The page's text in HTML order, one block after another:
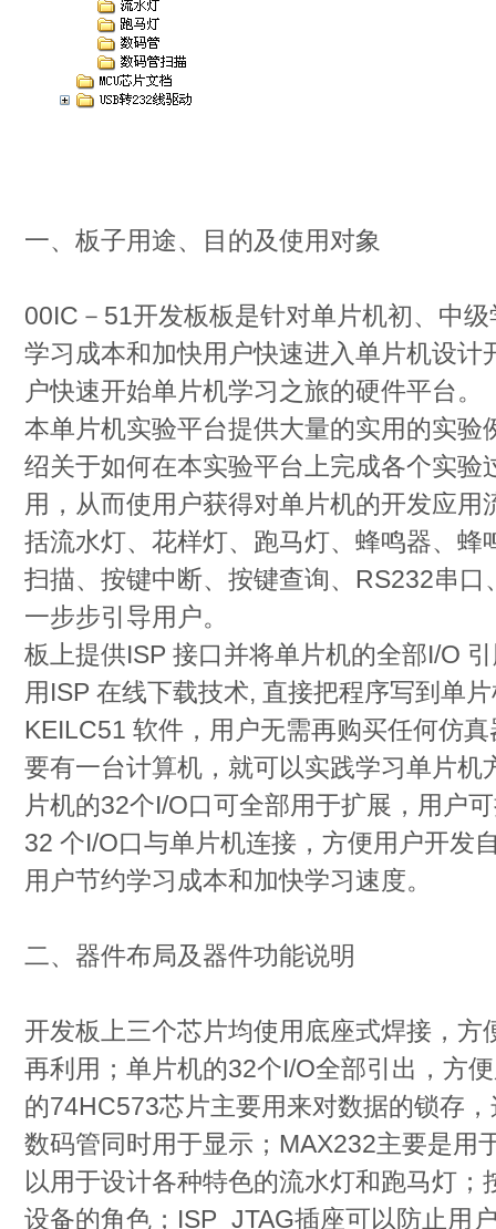
一、板子用途、目的及使用对象
00IC－51开发板板是针对单片机初、中
学习成本和加快用户快速进入单片机设计
户快速开始单片机学习之旅的硬件平台。
本单片机实验平台提供大量的实用的实验
绍关于如何在本实验平台上完成各个实验
用，从而使用户获得对单片机的开发应用
括流水灯、花样灯、跑马灯、蜂鸣器、蜂
扫描、按键中断、按键查询、RS232串
一步步引导用户。
板上提供ISP 接口并将单片机的全部I/O
用ISP 在线下载技术, 直接把程序写到单
KEILC51 软件，用户无需再购买任何仿
要有一台计算机，就可以实践学习单片机
片机的32个I/O口可全部用于扩展，用户
32 个I/O口与单片机连接，方便用户开发
用户节约学习成本和加快学习速度。
二、器件布局及器件功能说明
开发板上三个芯片均使用底座式焊接，方
再利用；单片机的32个I/O全部引出，方
的74HC573芯片主要用来对数据的锁存
数码管同时用于显示；MAX232主要是用
以用于设计各种特色的流水灯和跑马灯
设备的角色；ISP_JTAG插座可以防止用